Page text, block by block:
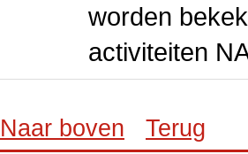
worden
activiteiten
Naar boven Terug